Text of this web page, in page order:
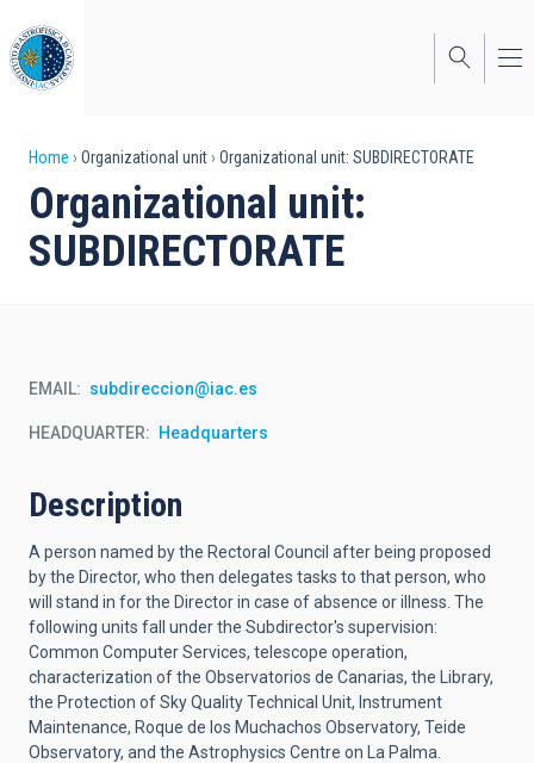
to
main
content
Breadcrumb
Home Organizational unit Organizational unit: SUBDIRECTORATE
Organizational unit:
SUBDIRECTORATE
EMAIL subdireccion@iac.es
HEADQUARTER Headquarters
Description
A person named by the Rectoral Council after being proposed
by the Director, who then delegates tasks to that person, who
will stand in for the Director in case of absence or illness. The
following units fall under the Subdirector's supervision:
Common Computer Services, telescope operation,
characterization of the Observatorios de Canarias, the Library,
the Protection of Sky Quality Technical Unit, Instrument
Maintenance, Roque de los Muchachos Observatory, Teide
Observatory, and the Astrophysics Centre on La Palma.